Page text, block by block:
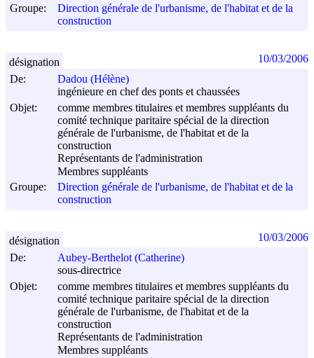
Groupe:
Direction générale de l'urbanisme, de l'habitat et de la
construction
De:
Dadou (Hélène)
ingénieure en chef des ponts et chaussées
Objet:
comme membres titulaires et membres suppléants du
comité technique paritaire spécial de la direction
générale de l'urbanisme, de l'habitat et de la
construction
Représentants de l'administration
Membres suppléants
Groupe:
Direction générale de l'urbanisme, de l'habitat et de la
construction
désignation 10/03/2006
De:
Aubey-Berthelot (Catherine)
sous-directrice
Objet:
comme membres titulaires et membres suppléants du
comité technique paritaire spécial de la direction
générale de l'urbanisme, de l'habitat et de la
construction
Représentants de l'administration
Membres suppléants
désignation 10/03/2006